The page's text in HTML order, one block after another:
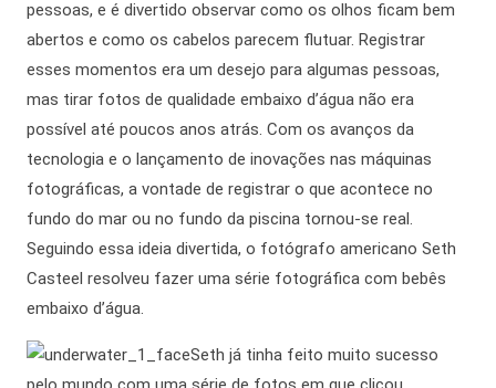
pessoas, e é divertido observar como os olhos ficam bem
abertos e como os cabelos parecem flutuar. Registrar
esses momentos era um desejo para algumas pessoas,
mas tirar fotos de qualidade embaixo d’água não era
possível até poucos anos atrás. Com os avanços da
tecnologia e o lançamento de inovações nas máquinas
fotográficas, a vontade de registrar o que acontece no
fundo do mar ou no fundo da piscina tornou-se real.
Seguindo essa ideia divertida, o fotógrafo americano Seth
Casteel resolveu fazer uma série fotográfica com bebês
embaixo d’água.
Seth já tinha feito muito sucesso